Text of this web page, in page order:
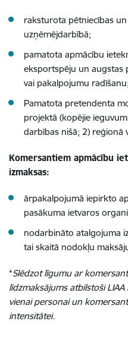
raksturota pētniecības
uzņēmējdarbībā;
pamatota apmācību
eksportspēju un augstas
vai pakalpojumu radīšanu;
Pamatota pretendenta
projektā (kopējie
darbības nišā; 2) reģionā
Komersantiem apmācību
izmaksas:
ārpakalpojumā iepirkto
pasākuma ietvaros
nodarbināto atalgojuma
tai skaitā nodokļu
*Slēdzot līgumu ar
līdzmaksājums atbilstoši
vienai personai un
intensitātei.